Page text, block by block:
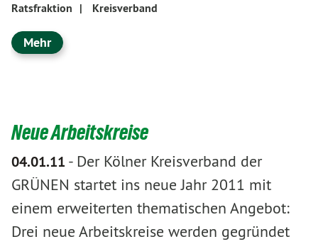
Ratsfraktion | Kreisverband
Mehr
Neue Arbeitskreise
04.01.11 - Der Kölner Kreisverband der
GRÜNEN startet ins neue Jahr 2011 mit
einem erweiterten thematischen Angebot:
Drei neue Arbeitskreise werden gegründet